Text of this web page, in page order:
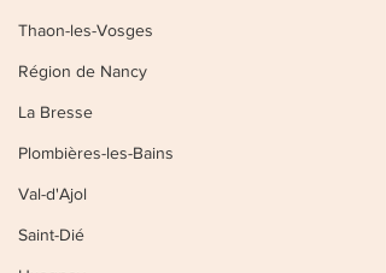
Thaon-les-Vosges
Région de Nancy
La Bresse
Plombières-les-Bains
Val-d'Ajol
Saint-Dié